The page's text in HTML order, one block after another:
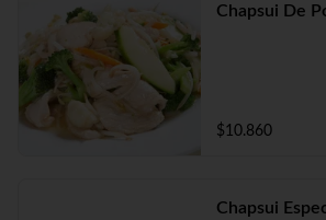
Chapsui De
$10.860
Chapsui